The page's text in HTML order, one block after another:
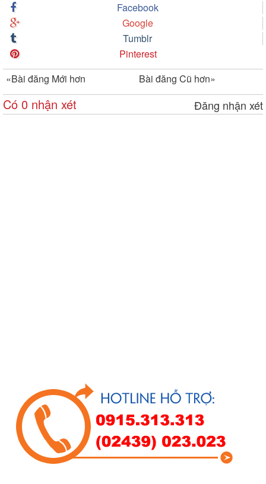
Facebook
Google
Tumblr
Pinterest
«Bài đăng Mới hơn Bài đăng Cũ hơn»
Có 0 nhận xét Đăng nhận xét